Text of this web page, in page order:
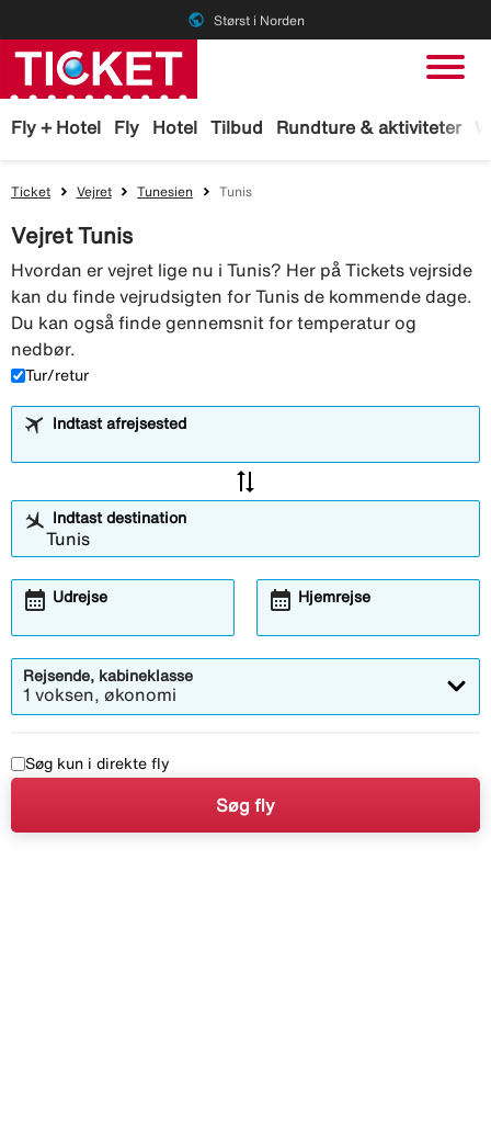
public Størst i Norden
Fly + Hotel Fly Hotel Tilbud Rundture & aktiviteter
Ticket Vejret Tunesien Tunis
Vejret Tunis
Hvordan er vejret lige nu i Tunis? Her på Tickets vejrside
kan du finde vejrudsigten for Tunis de kommende dage.
Du kan også finde gennemsnit for temperatur og
nedbør.
Tur/retur
Indtast afrejsested
sync_alt
Indtast destination
Udrejse
calendar_month Hjemrejse
calendar_month
Rejsende, kabineklasse
1 voksen, økonomi
Søg kun i direkte fly
Søg fly